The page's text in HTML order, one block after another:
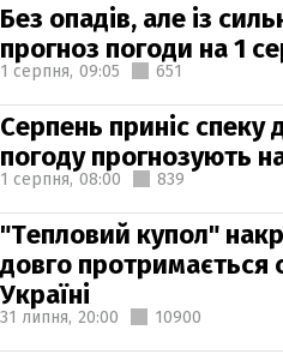
Без опадів, але із
прогноз погоди на 1
1 серпня, 09:05 651
Серпень приніс спеку
погоду прогнозують
1 серпня, 08:00 839
"Тепловий купол"
довго протримається
Україні
31 липня, 20:00 10900